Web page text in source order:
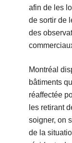
afin de les
de sortir de
des
Montréal
bâtiments
réaffectée
les retirant
soigner, on
de la